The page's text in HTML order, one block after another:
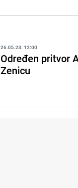
26.05.23. 12:00
Određen pritvor
Zenicu